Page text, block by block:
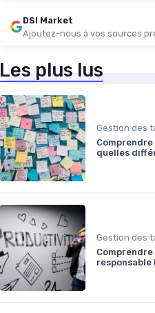
DSI Market
Ajoutez-nous à vos sources
Les plus lus
Gestion des
Comprendre
quelles
Gestion des
Comprendre
responsable